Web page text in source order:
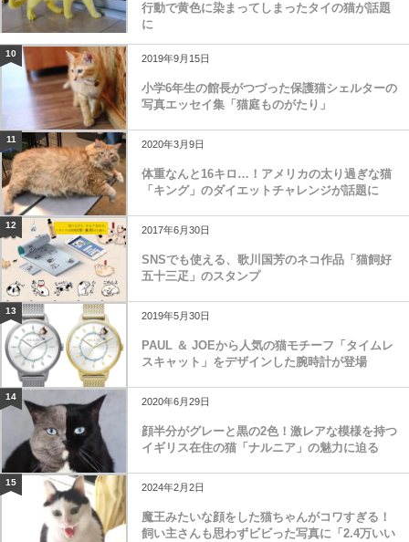
行動で黄色に染まってしまったタイの猫が話題
に
10 2019年9月15日
小学6年生の館長がつづった保護猫シェルターの
写真エッセイ集「猫庭ものがたり」
11 2020年3月9日
体重なんと16キロ…！アメリカの太り過ぎな猫
「キング」のダイエットチャレンジが話題に
12 2017年6月30日
SNSでも使える、歌川国芳のネコ作品「猫飼好
五十三疋」のスタンプ
13 2019年5月30日
PAUL ＆ JOEから人気の猫モチーフ「タイムレ
スキャット」をデザインした腕時計が登場
14 2020年6月29日
顔半分がグレーと黒の2色！激レアな模様を持つ
イギリス在住の猫「ナルニア」の魅力に迫る
15 2024年2月2日
魔王みたいな顔をした猫ちゃんがコワすぎる！
飼い主さんも思わずビビった写真に「2.4万いい